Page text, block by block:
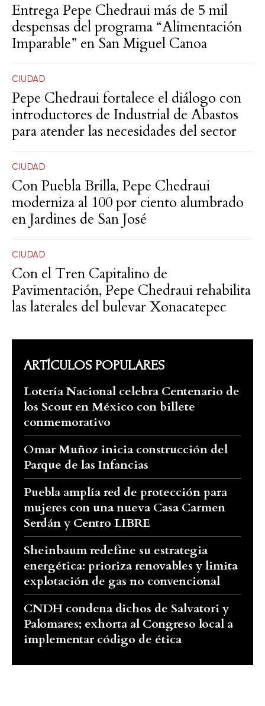
Entrega Pepe Chedraui más de 5 mil
despensas del programa “Alimentación
Imparable” en San Miguel Canoa
CIUDAD
Pepe Chedraui fortalece el diálogo con
introductores de Industrial de Abastos
para atender las necesidades del sector
CIUDAD
Con Puebla Brilla, Pepe Chedraui
moderniza al 100 por ciento alumbrado
en Jardines de San José
CIUDAD
Con el Tren Capitalino de
Pavimentación, Pepe Chedraui rehabilita
las laterales del bulevar Xonacatepec
ARTÍCULOS POPULARES
Lotería Nacional celebra Centenario de
los Scout en México con billete
conmemorativo
Omar Muñoz inicia construcción del
Parque de las Infancias
Puebla amplía red de protección para
mujeres con una nueva Casa Carmen
Serdán y Centro LIBRE
Sheinbaum redefine su estrategia
energética: prioriza renovables y limita
explotación de gas no convencional
CNDH condena dichos de Salvatori y
Palomares; exhorta al Congreso local a
implementar código de ética